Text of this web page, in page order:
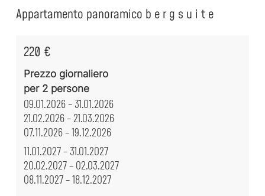
Appartamento panoramico b e r g s u i t e
220 €
Prezzo giornaliero
per 2 persone
09.01.2026 – 31.01.2026
21.02.2026 – 21.03.2026
07.11.2026 – 19.12.2026
11.01.2027 – 31.01.2027
20.02.2027 – 02.03.2027
08.11.2027 – 18.12.2027